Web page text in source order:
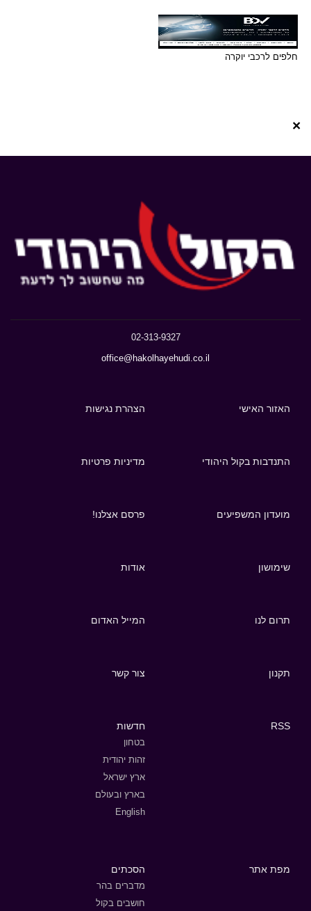
חלפים לרכבי יוקרה
×
02-313-9327
office@hakolhayehudi.co.il
האזור האישי הצהרת נגישות
התנדבות בקול היהודי מדיניות פרטיות
מועדון המשפיעים פרסם אצלנו!
שימושון אודות
תרום לנו המייל האדום
תקנון צור קשר
RSS חדשות
בטחון
זהות יהודית
ארץ ישראל
בארץ ובעולם
English
מפת אתר הסכתים
מדברים בהר
חושבים בקול